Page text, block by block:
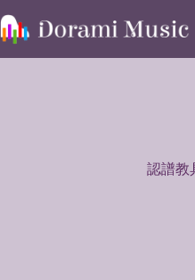
to
content
認譜教